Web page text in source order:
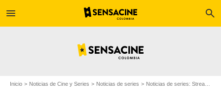
menu search
Inicio Noticias de Cine y Series Noticias de series Noticias de series: Streaming